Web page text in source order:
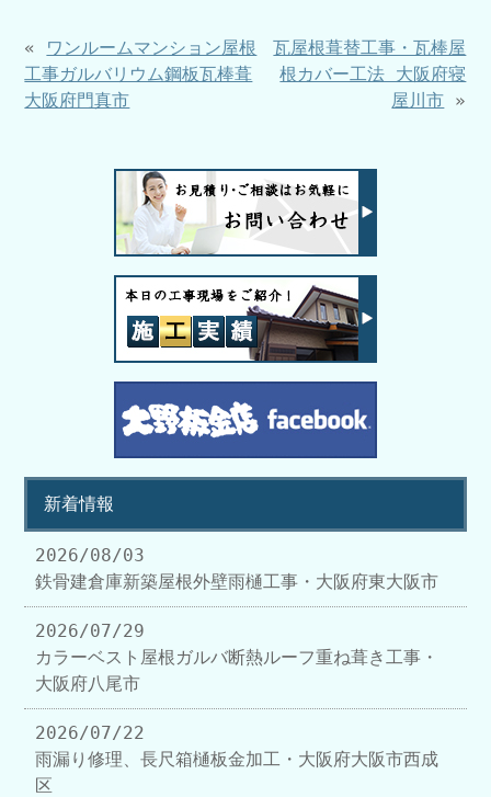
« ワンルームマンション屋根
工事ガルバリウム鋼板瓦棒葺
大阪府門真市
瓦屋根葺替工事・瓦棒屋
根カバー工法 大阪府寝
屋川市 »
新着情報
2026/08/03
鉄骨建倉庫新築屋根外壁雨樋工事・大阪府東大阪市
2026/07/29
カラーベスト屋根ガルバ断熱ルーフ重ね葺き工事・
大阪府八尾市
2026/07/22
雨漏り修理、長尺箱樋板金加工・大阪府大阪市西成
区